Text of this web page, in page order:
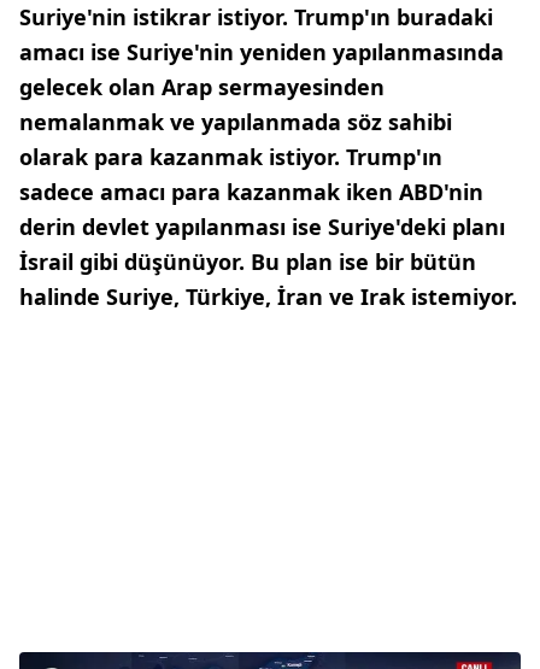
Suriye'nin istikrar istiyor. Trump'ın buradaki
amacı ise Suriye'nin yeniden yapılanmasında
gelecek olan Arap sermayesinden
nemalanmak ve yapılanmada söz sahibi
olarak para kazanmak istiyor. Trump'ın
sadece amacı para kazanmak iken ABD'nin
derin devlet yapılanması ise Suriye'deki planı
İsrail gibi düşünüyor. Bu plan ise bir bütün
halinde Suriye, Türkiye, İran ve Irak istemiyor.